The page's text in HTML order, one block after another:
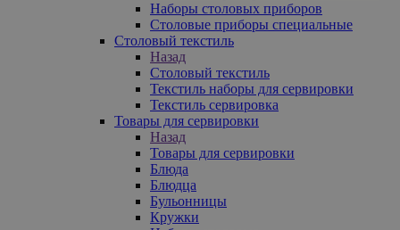
Наборы столовых приборов
Столовые приборы специальные
Столовый текстиль
Назад
Столовый текстиль
Текстиль наборы для сервировки
Текстиль сервировка
Товары для сервировки
Назад
Товары для сервировки
Блюда
Блюдца
Бульонницы
Кружки